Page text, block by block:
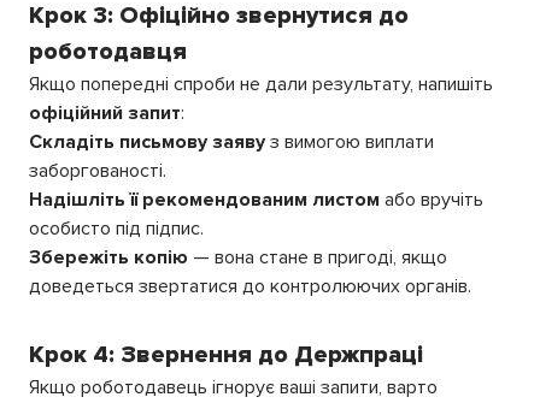
Крок 3: Офіційно звернутися до
роботодавця
Якщо попередні спроби не дали результату, напишіть
офіційний запит:
Складіть письмову заявуз вимогою виплати
заборгованості.
Надішліть її рекомендованим листом або вручіть
особисто під підпис.
Збережіть копію — вона стане в пригоді, якщо
доведеться звертатися до контролюючих органів.
Крок 4: Звернення до Держпраці
Якщо роботодавець ігнорує ваші запити, варто